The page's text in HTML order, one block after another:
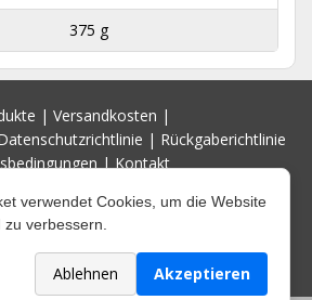
375 g
| Versandkosten |
| Rückgaberichtlinie
|Kontakt
verwendet Cookies, um die Website
verbessern.
Ablehnen Akzeptieren